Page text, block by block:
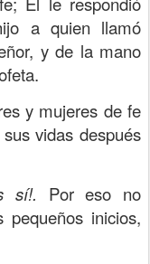
a quien llamó
y de la mano
y mujeres de fe
vidas después
sí!. Por eso no
inicios,